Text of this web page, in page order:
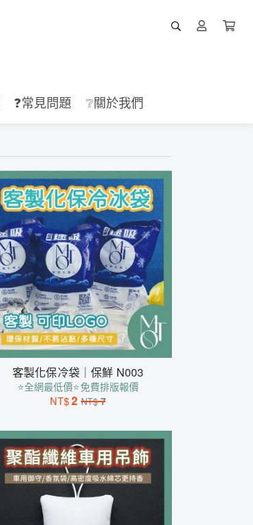
❓常見問題 ❔關於我們
客製化保冷袋｜保鮮 N003
⭐全網最低價⭐免費排版報價
NT$2 NT$7